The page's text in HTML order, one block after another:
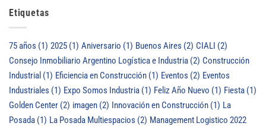
Etiquetas
75 años (1) 2025 (1) Aniversario (1) Buenos Aires (2) CIALI (2)
Consejo Inmobiliario Argentino Logística e Industria (2) Construcción
Industrial (1) Eficiencia en Construcción (1) Eventos (2) Eventos
Industriales (1) Expo Somos Industria (1) Feliz Año Nuevo (1) Fiesta (1)
Golden Center (2) imagen (2) Innovación en Construcción (1) La
Posada (1) La Posada Multiespacios (2) Management Logistico 2022